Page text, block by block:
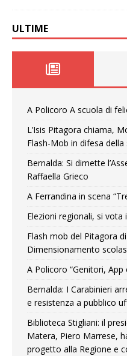
ULTIME
A Policoro A scuola di
L’Isis Pitagora chiama,
Flash-Mob in difesa
Bernalda: Si dimette
Raffaella Grieco
A Ferrandina in scena
Elezioni regionali, si vota
Flash mob del Pitagora
Dimensionamento
A Policoro “Genitori, App
Bernalda: I Carabinieri
e resistenza a pubblico
Biblioteca Stigliani: il
Matera, Piero Marrese,
progetto alla Regione e